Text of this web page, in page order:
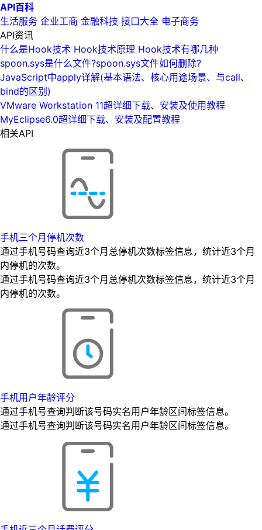
API百科
生活服务 企业工商 金融科技 接口大全 电子商务
API资讯
什么是Hook技术 Hook技术原理 Hook技术有哪几种
spoon.sys是什么文件?spoon.sys文件如何删除?
JavaScript中apply详解(基本语法、核心用途场景、与call、
bind的区别)
VMware Workstation 11超详细下载、安装及使用教程
MyEclipse6.0超详细下载、安装及配置教程
相关API
手机三个月停机次数
通过手机号码查询近3个月总停机次数标签信息，统计近3个月
内停机的次数。
通过手机号码查询近3个月总停机次数标签信息，统计近3个月
内停机的次数。
手机用户年龄评分
通过手机号查询判断该号码实名用户年龄区间标签信息。
通过手机号查询判断该号码实名用户年龄区间标签信息。